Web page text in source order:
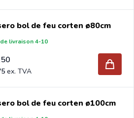
prix importateurs.
bol de feu corten ø80cm
livraison 4-10
bol de feu corten ø100cm